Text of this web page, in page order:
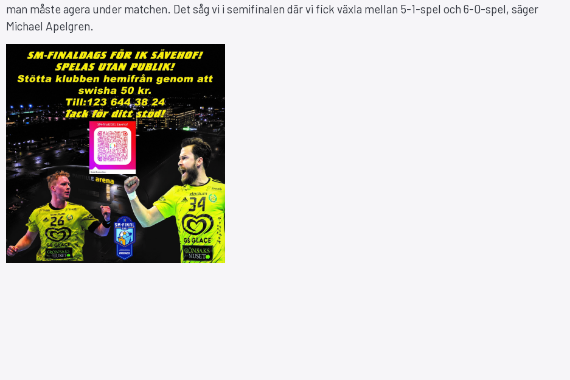
man måste agera under matchen. Det såg vi i semifinalen där vi fick växla mellan 5-1-spel och 6-0-spel, säger
Michael Apelgren.